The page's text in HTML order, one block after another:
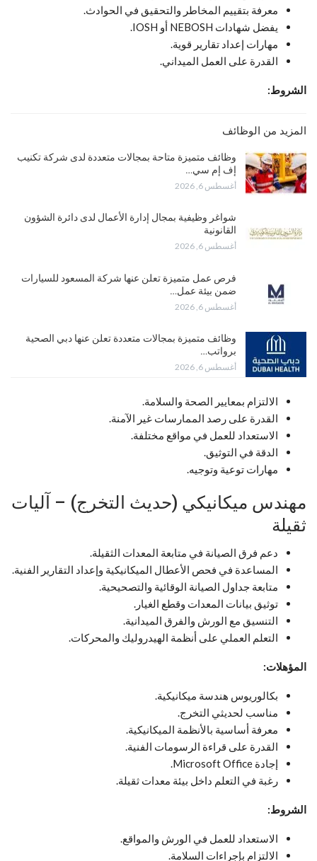
معرفة بتقييم المخاطر والتحقيق في الحوادث.
يفضل شهادات NEBOSH أو IOSH.
مهارات إعداد تقارير قوية.
القدرة على العمل الميداني.
الشروط:
المزيد من الوظائف
وظائف متميزة متاحة بمجالات متعددة لدى شركة تكنيب
إف إم سي…
أغسطس 6, 2026
شواغر وظيفية بمجال إدارة الأعمال لدى دائرة الشؤون
القانونية
أغسطس 6, 2026
فرص عمل متميزة تعلن عنها شركة المسعود للسيارات
ضمن بيئة عمل…
أغسطس 6, 2026
وظائف متميزة بمجالات متعددة تعلن عنها دبي الصحية
برواتب…
أغسطس 6, 2026
الالتزام بمعايير الصحة والسلامة.
القدرة على رصد الممارسات غير الآمنة.
الاستعداد للعمل في مواقع مختلفة.
الدقة في التوثيق.
مهارات توعية وتوجيه.
مهندس ميكانيكي (حديث التخرج) – آليات
ثقيلة
دعم فرق الصيانة في متابعة المعدات الثقيلة.
المساعدة في فحص الأعطال الميكانيكية وإعداد التقارير الفنية.
متابعة جداول الصيانة الوقائية والتصحيحية.
توثيق بيانات المعدات وقطع الغيار.
التنسيق مع الورش والفرق الميدانية.
التعلم العملي على أنظمة الهيدروليك والمحركات.
المؤهلات:
بكالوريوس هندسة ميكانيكية.
مناسب لحديثي التخرج.
معرفة أساسية بالأنظمة الميكانيكية.
القدرة على قراءة الرسومات الفنية.
إجادة Microsoft Office.
رغبة في التعلم داخل بيئة معدات ثقيلة.
الشروط:
الاستعداد للعمل في الورش والمواقع.
الالتزام بإجراءات السلامة.